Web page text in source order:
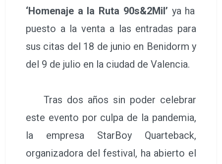
‘Homenaje a la Ruta 90s&2Mil’ ya ha
puesto a la venta a las entradas para
sus citas del 18 de junio en Benidorm y
del 9 de julio en la ciudad de Valencia.
Tras dos años sin poder celebrar
este evento por culpa de la pandemia,
la empresa StarBoy Quarteback,
organizadora del festival, ha abierto el